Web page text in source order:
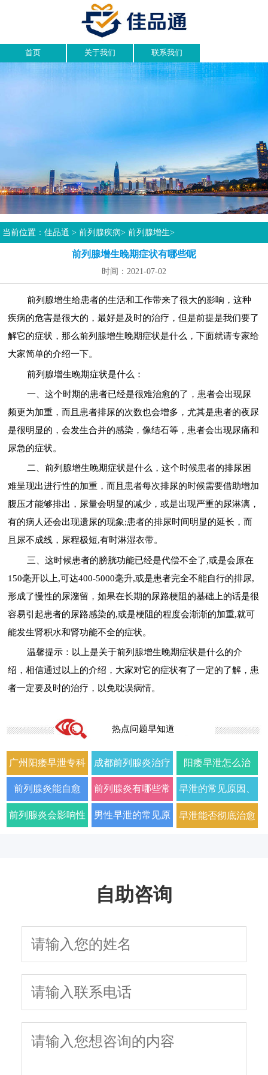
首页 关于我们 联系我们
当前位置：佳品通 >前列腺疾病>前列腺增生>
前列腺增生晚期症状有哪些呢
时间：2021-07-02
前列腺增生给患者的生活和工作带来了很大的影响，这种
疾病的危害是很大的，最好是及时的治疗，但是前提是我们要了
解它的症状，那么前列腺增生晚期症状是什么，下面就请专家给
大家简单的介绍一下。
前列腺增生晚期症状是什么：
一、这个时期的患者已经是很难治愈的了，患者会出现尿
频更为加重，而且患者排尿的次数也会增多，尤其是患者的夜尿
是很明显的，会发生合并的感染，像结石等，患者会出现尿痛和
尿急的症状。
二、前列腺增生晚期症状是什么，这个时候患者的排尿困
难呈现出进行性的加重，而且患者每次排尿的时候需要借助增加
腹压才能够排出，尿量会明显的减少，或是出现严重的尿淋漓，
有的病人还会出现遗尿的现象;患者的排尿时间明显的延长，而
且尿不成线，尿程极短,有时淋湿衣带。
三、这时候患者的膀胱功能已经是代偿不全了,或是会原在
150毫开以上,可达400-5000毫升,或是患者完全不能自行的排尿,
形成了慢性的尿潴留，如果在长期的尿路梗阻的基础上的话是很
容易引起患者的尿路感染的,或是梗阻的程度会渐渐的加重,就可
能发生肾积水和肾功能不全的症状。
温馨提示：以上是关于前列腺增生晚期症状是什么的介
绍，相信通过以上的介绍，大家对它的症状有了一定的了解，患
者一定要及时的治疗，以免耽误病情。
热点问题早知道
广州阳痿早泄专科
门诊哪家好正规男
科医院排名
成都前列腺炎治疗
哪家男科医院好
2026年口碑推荐
阳痿早泄怎么治
疗？2026年男科专
家详解病因与科学
前列腺炎能自愈
吗？2026年科学治
前列腺炎有哪些常
见症状以及如何科
早泄的常见原因、
症状及改善方法全
前列腺炎会影响性 男性早泄的常见原 早泄能否彻底治愈
自助咨询